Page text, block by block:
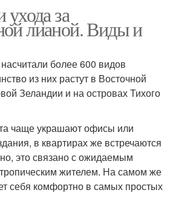
за
лианой. Виды и
более 600 видов
из них растут в Восточной
Зеландии и на островах Тихого
чаще украшают офисы или
в квартирах же встречаются
это связано с ожидаемым
жителем. На самом же
себя комфортно в самых простых